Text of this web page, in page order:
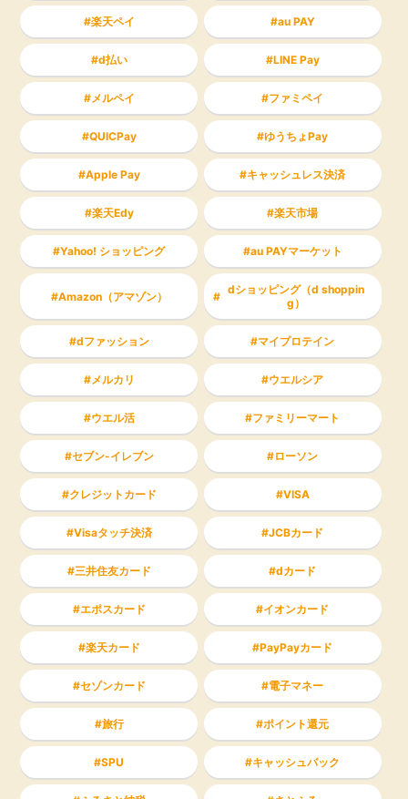
楽天ペイ au PAY
d払い LINE Pay
メルペイ ファミペイ
QUICPay ゆうちょPay
Apple Pay キャッシュレス決済
楽天Edy 楽天市場
Yahoo! ショッピング au PAYマーケット
Amazon（アマゾン）
dショッピング（d shoppin
g）
dファッション マイプロテイン
メルカリ ウエルシア
ウエル活 ファミリーマート
セブン-イレブン ローソン
クレジットカード VISA
Visaタッチ決済 JCBカード
三井住友カード dカード
エポスカード イオンカード
楽天カード PayPayカード
セゾンカード 電子マネー
旅行 ポイント還元
SPU キャッシュバック